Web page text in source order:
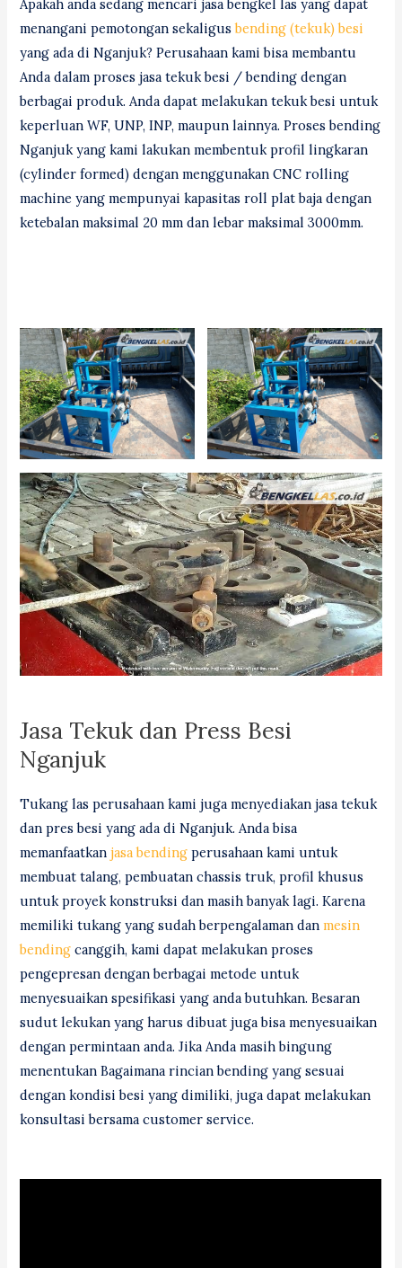
Apakah anda sedang mencari jasa bengkel las yang dapat
menangani pemotongan sekaligusbending (tekuk) besi
yang ada di Nganjuk? Perusahaan kami bisa membantu
Anda dalam proses jasa tekuk besi / bending dengan
berbagai produk. Anda dapat melakukan tekuk besi untuk
keperluan WF, UNP, INP, maupun lainnya. Proses bending
Nganjuk yang kami lakukan membentuk profil lingkaran
(cylinder formed) dengan menggunakan CNC rolling
machine yang mempunyai kapasitas roll plat baja dengan
ketebalan maksimal 20 mm dan lebar maksimal 3000mm.
Jasa Tekuk dan Press Besi
Nganjuk
Tukang las perusahaan kami juga menyediakan jasa tekuk
dan pres besi yang ada di Nganjuk. Anda bisa
memanfaatkanjasa bending perusahaan kami untuk
membuat talang, pembuatan chassis truk, profil khusus
untuk proyek konstruksi dan masih banyak lagi. Karena
memiliki tukang yang sudah berpengalaman danmesin
bending canggih, kami dapat melakukan proses
pengepresan dengan berbagai metode untuk
menyesuaikan spesifikasi yang anda butuhkan. Besaran
sudut lekukan yang harus dibuat juga bisa menyesuaikan
dengan permintaan anda. Jika Anda masih bingung
menentukan Bagaimana rincian bending yang sesuai
dengan kondisi besi yang dimiliki, juga dapat melakukan
konsultasi bersama customer service.